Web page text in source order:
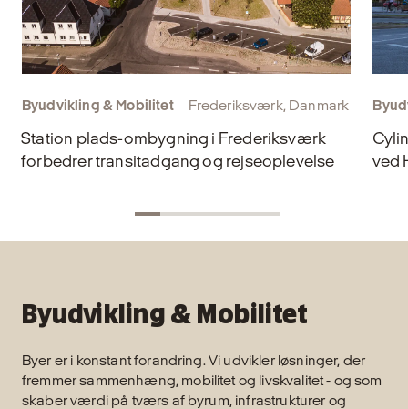
Byudvikling & Mobilitet Frederiksværk, Danmark
Station plads-ombygning i Frederiksværk
forbedrer transitadgang og rejseoplevelse
ved
Byudvikling & Mobilitet
Byer er i konstant forandring. Vi udvikler løsninger, der
fremmer sammenhæng, mobilitet og livskvalitet - og som
skaber værdi på tværs af byrum, infrastrukturer og